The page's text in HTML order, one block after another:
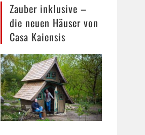
Zauber inklusive –
die neuen Häuser von
Casa Kaiensis